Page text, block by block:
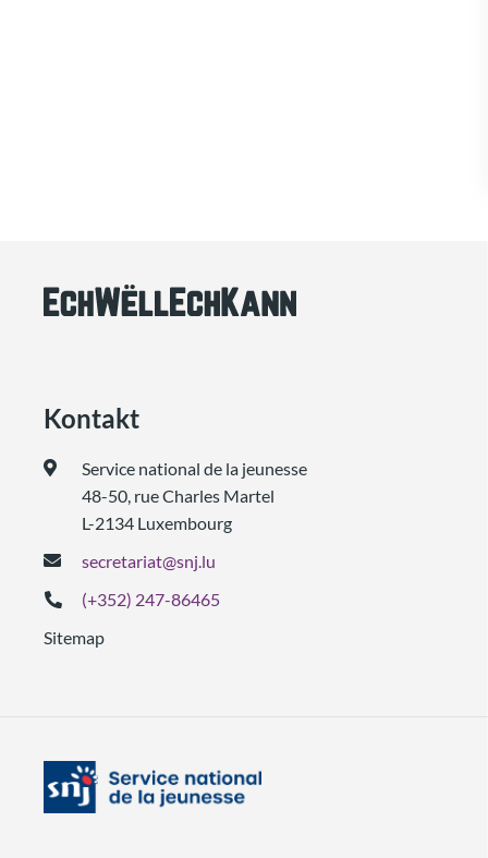
Kontakt
Service national de la jeunesse
48-50, rue Charles Martel
L-2134 Luxembourg
secretariat@snj.lu
(+352) 247-86465
Sitemap